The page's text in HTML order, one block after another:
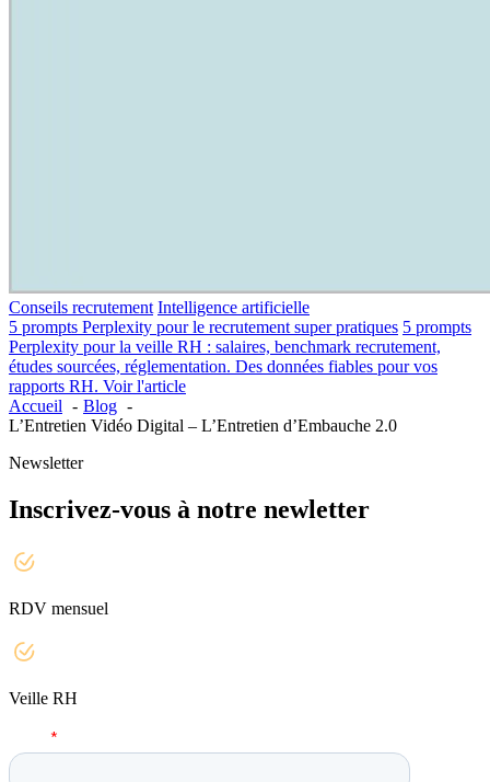
Conseils recrutement Intelligence artificielle
5 prompts Perplexity pour le recrutement super pratiques 5 prompts
Perplexity pour la veille RH : salaires, benchmark recrutement,
études sourcées, réglementation. Des données fiables pour vos
rapports RH. Voir l'article
Accueil
Blog
L’Entretien Vidéo Digital – L’Entretien d’Embauche 2.0
Newsletter
Inscrivez-vous à notre newletter
RDV mensuel
Veille RH